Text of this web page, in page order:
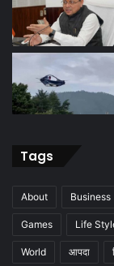
Tags
About Business
Games Life
World आपदा